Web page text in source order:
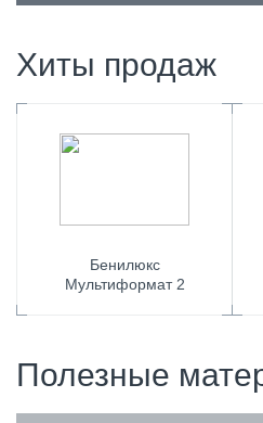
Хиты продаж
Бенилюкс
Мультиформат 2
Полезные